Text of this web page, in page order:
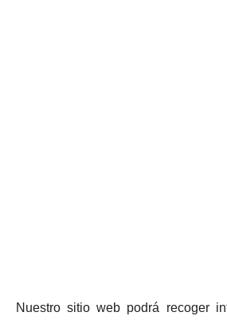
Nuestro sitio web podrá recoger